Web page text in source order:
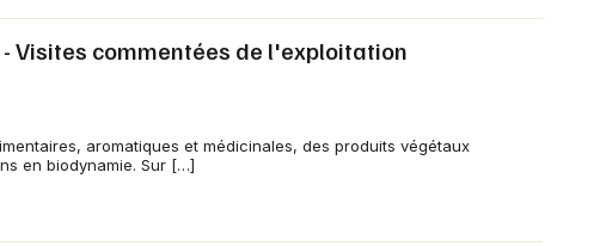
- Visites commentées de l'exploitation
aromatiques et médicinales, des produits végétaux
en biodynamie. Sur […]